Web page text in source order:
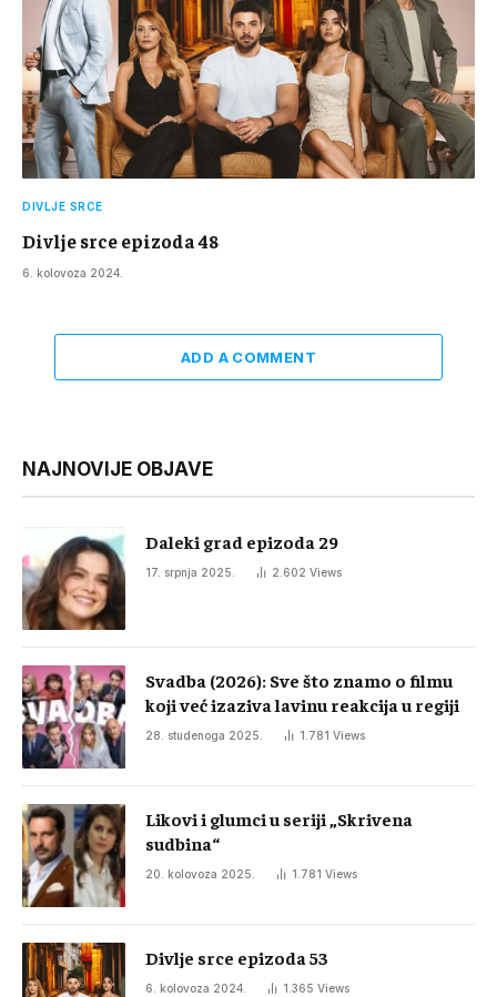
DIVLJE SRCE
Divlje srce epizoda 48
6. kolovoza 2024.
ADD A COMMENT
NAJNOVIJE OBJAVE
Daleki grad epizoda 29
17. srpnja 2025. 2.602 Views
Svadba (2026): Sve što znamo o filmu
koji već izaziva lavinu reakcija u regiji
28. studenoga 2025. 1.781 Views
Likovi i glumci u seriji „Skrivena
sudbina“
20. kolovoza 2025. 1.781 Views
Divlje srce epizoda 53
6. kolovoza 2024. 1.365 Views